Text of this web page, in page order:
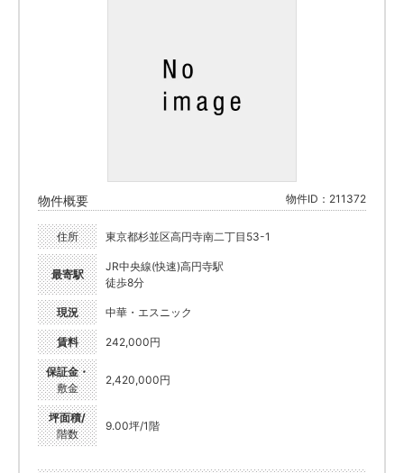
物件概要 物件ID：211372
住所 東京都杉並区高円寺南二丁目53-1
最寄駅
JR中央線(快速)高円寺駅
徒歩8分
現況 中華・エスニック
賃料 242,000円
保証金・
敷金
2,420,000円
坪面積/
階数
9.00坪/1階